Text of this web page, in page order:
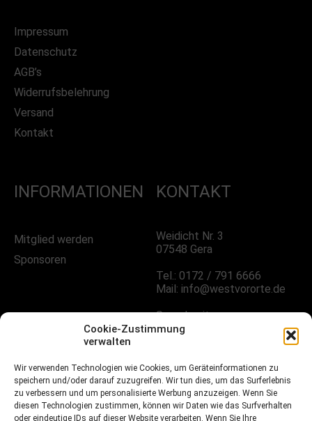
Cookie-Zustimmung
verwalten
Wir verwenden Technologien wie Cookies, um Geräteinformationen zu
speichern und/oder darauf zuzugreifen. Wir tun dies, um das Surferlebnis
zu verbessern und um personalisierte Werbung anzuzeigen. Wenn Sie
diesen Technologien zustimmen, können wir Daten wie das Surfverhalten
oder eindeutige IDs auf dieser Website verarbeiten. Wenn Sie Ihre
Impressum
Datenschutz
AGB’s
Widerrufsbelehrung
Versand
Kontakt
INFORMATIONEN
Mitglied werden
Sponsoren
KONTAKT
Weidicht Nr. 3
07548 Gera
Tel.: 0172 / 791 6666
Mail: info@westvororte.de
Sprechzeiten:
Nach Vereinbarung
FOLGE UNS!